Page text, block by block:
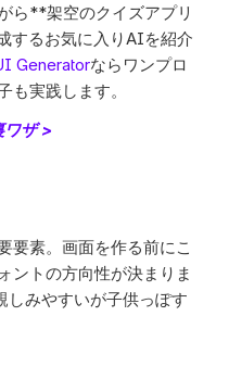
ら**架空のクイズアプリ
するお気に入りAIを紹介
Generatorならワンプロ
も実践します。
ザ >
要素。画面を作る前にこ
ントの方向性が決まりま
しみやすいが子供っぽす